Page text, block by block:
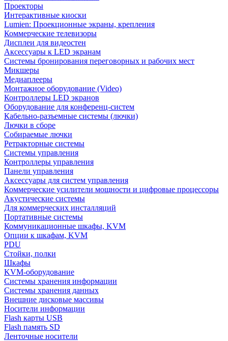
Проекторы
Интерактивные киоски
Lumien: Проекционные экраны, крепления
Коммерческие телевизоры
Дисплеи для видеостен
Аксессуары к LED экранам
Системы бронирования переговорных и рабочих мест
Микшеры
Медиаплееры
Монтажное оборудование (Video)
Контроллеры LED экранов
Оборудование для конференц-систем
Кабельно-разъемные системы (лючки)
Лючки в сборе
Собираемые лючки
Ретракторные системы
Системы управления
Контроллеры управления
Панели управления
Аксессуары для систем управления
Коммерческие усилители мощности и цифровые процессоры
Акустические системы
Для коммерческих инсталляций
Портативные системы
Коммуникационные шкафы, KVM
Опции к шкафам, KVM
PDU
Стойки, полки
Шкафы
KVM-оборудование
Системы хранения информации
Системы хранения данных
Внешние дисковые массивы
Носители информации
Flash карты USB
Flash память SD
Ленточные носители